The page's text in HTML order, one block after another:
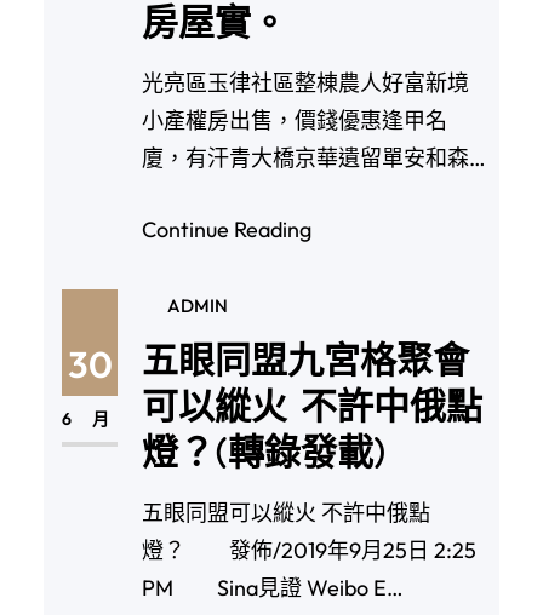
房屋實。
光亮區玉律社區整棟農人好富新境
小產權房出售，價錢優惠逢甲名
廈，有汗青大橋京華遺留單安和森
Continue Reading
30
6 月
ADMIN
五眼同盟九宮格聚會
可以縱火 不許中俄點
燈？(轉錄發載)
五眼同盟可以縱火 不許中俄點
燈？ 發佈/2019年9月25日 2:25
PM Sina見證 Weibo E…